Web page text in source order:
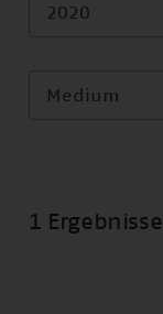
2020
Medium
1 Ergebnisse